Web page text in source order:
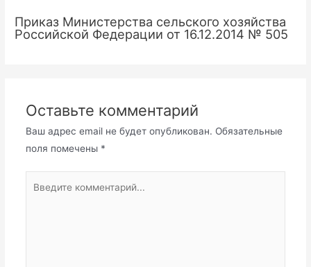
Приказ Министерства сельского хозяйства
Российской Федерации от 16.12.2014 № 505
Оставьте комментарий
Ваш адрес email не будет опубликован. Обязательные
поля помечены *